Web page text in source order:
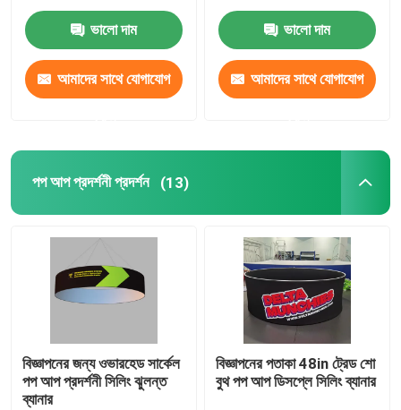
আমাদের সম্পর্কে
কারখানা ভ্রমণ
আমাদের সাথে যোগাযোগ করুন
সব ক্ষেত্রেই
ভালো দাম
আমাদের সাথে যোগাযোগ
ভালো দাম
আমাদের সাথে যোগাযোগ
পপ আপ প্রদর্শনী প্রদর্শন (13)
বিজ্ঞাপনের জন্য ওভারহেড সার্কেল
পপ আপ প্রদর্শনী সিলিং ঝুলন্ত
ব্যানার
বিজ্ঞাপনের পতাকা 48in ট্রেড শো
বুথ পপ আপ ডিসপ্লে সিলিং ব্যানার